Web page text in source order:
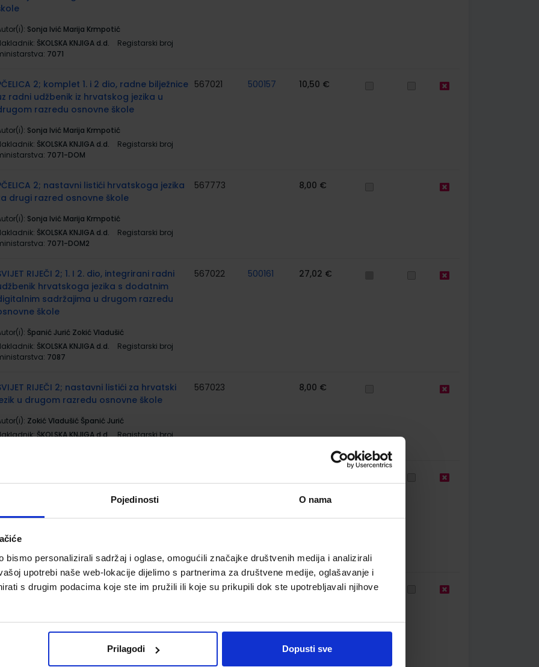
Pojedinosti O nama
bismo personalizirali sadržaj i oglase, omogućili značajke društvenih medija i analizirali
upotrebi naše web-lokacije dijelimo s partnerima za društvene medije, oglašavanje i
s drugim podacima koje ste im pružili ili koje su prikupili dok ste upotrebljavali njihove
Prilagodi Dopusti sve
Sonja Ivić Marija Krmpotić
ŠKOLSKA KNJIGA d.d.
Registarski broj
7071
2; komplet 1. i 2 dio, radne bilježnice
radni udžbenik iz hrvatskog jezika u
razredu osnovne škole
Sonja Ivić Marija Krmpotić
ŠKOLSKA KNJIGA d.d.
Registarski broj
7071-DOM
567021 500157 10,50 €
2; nastavni listići hrvatskoga jezika
drugi razred osnovne škole
Sonja Ivić Marija Krmpotić
ŠKOLSKA KNJIGA d.d.
Registarski broj
7071-DOM2
567773 8,00 €
RIJEČI 2; 1. I 2. dio, integrirani radni
hrvatskoga jezika s dodatnim
sadržajima u drugom razredu
škole
Španić Jurić Zokić Vladušić
ŠKOLSKA KNJIGA d.d.
Registarski broj
7087
567022 500161 27,02 €
RIJEČI 2; nastavni listići za hrvatski
u drugom razredu osnovne škole
Zokić Vladušić Španić Jurić
ŠKOLSKA KNJIGA d.d.
Registarski broj
567023 8,00 €
Dubravka Glasnović Gracin Gabriela Žokalj
Tanja Soucie
MATEMATIKU 2; 2. dio, radni
Dubravka Glasnović Gracin Gabriela Žokalj
567057 500167 10,86 €